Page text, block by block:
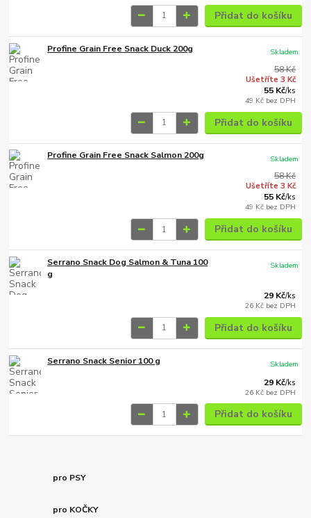
Přidat do košíku
Profine Grain Free Snack Duck 200g
58 Kč
Ušetříte 3 Kč
55 Kč/ks
49 Kč bez DPH
Skladem
Přidat do košíku
Profine Grain Free Snack Salmon 200g
58 Kč
Ušetříte 3 Kč
55 Kč/ks
49 Kč bez DPH
Skladem
Přidat do košíku
Serrano Snack Dog Salmon & Tuna 100
g
29 Kč/ks
26 Kč bez DPH
Skladem
Přidat do košíku
Serrano Snack Senior 100 g
29 Kč/ks
26 Kč bez DPH
Skladem
Přidat do košíku
pro PSY
pro KOČKY